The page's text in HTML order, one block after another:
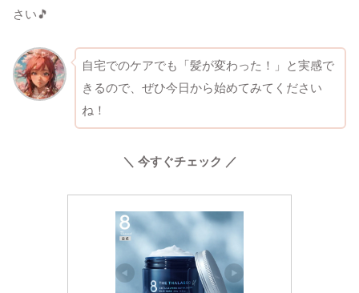
さい🎵
自宅でのケアでも「髪が変わった！」と実感で
きるので、ぜひ今日から始めてみてください
ね！
＼ 今すぐチェック ／